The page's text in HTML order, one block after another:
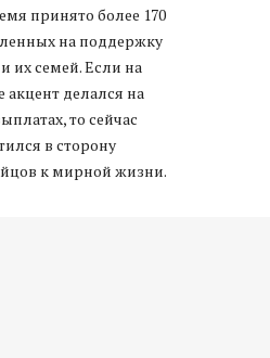
принято более 170
на поддержку
их семей. Если на
акцент делался на
то сейчас
в сторону
к мирной жизни.